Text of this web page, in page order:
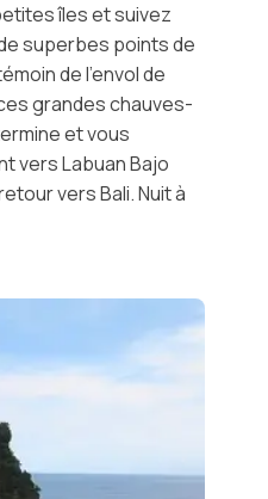
îles et suivez
superbes points de
de l’envol de
grandes chauves-
et vous
vers Labuan Bajo
vers Bali. Nuit à